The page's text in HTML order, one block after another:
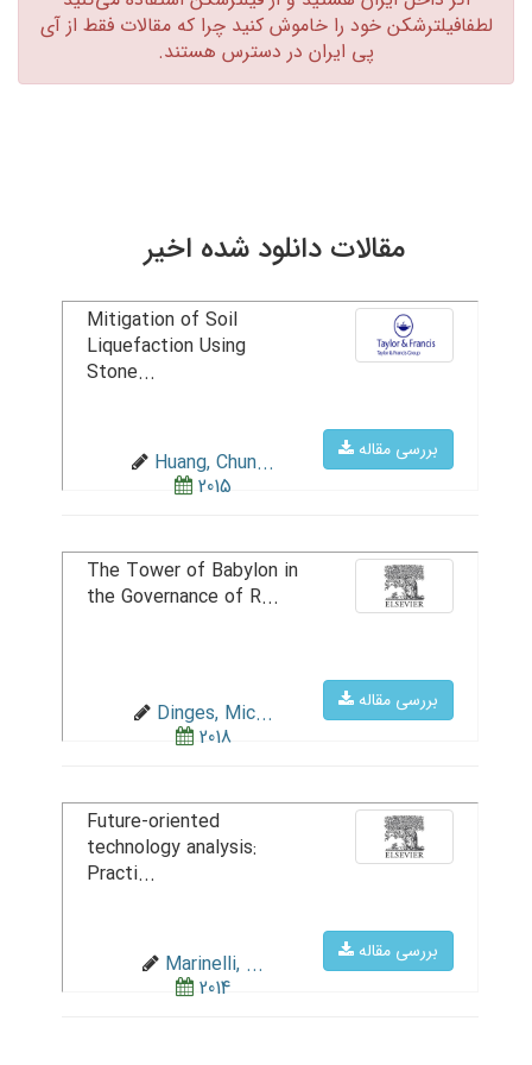
لطفافیلترشکن خود را خاموش کنید چرا که مقالات فقط از آی
پی ایران در دسترس هستند.‏
مقالات دانلود شده اخیر
بررسی مقاله
Mitigation of Soil
Liquefaction Using
Stone...
Huang, Chun...
2015
بررسی مقاله
The Tower of Babylon in
the Governance of R...
Dinges, Mic...
2018
بررسی مقاله
Future-oriented
technology analysis:
Practi...
Marinelli, ...
2014